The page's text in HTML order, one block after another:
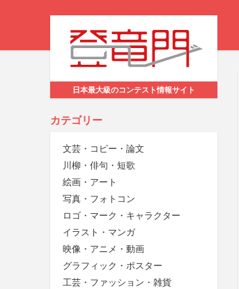
日本最大級のコンテスト情報サイト
カテゴリー
文芸・コピー・論文
川柳・俳句・短歌
絵画・アート
写真・フォトコン
ロゴ・マーク・キャラクター
イラスト・マンガ
映像・アニメ・動画
グラフィック・ポスター
工芸・ファッション・雑貨